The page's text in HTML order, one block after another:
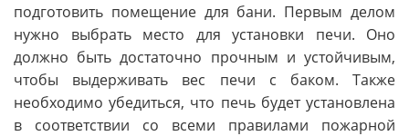
подготовить помещение для бани. Первым делом
нужно выбрать место для установки печи. Оно
должно быть достаточно прочным и устойчивым,
чтобы выдерживать вес печи с баком. Также
необходимо убедиться, что печь будет установлена
в соответствии со всеми правилами пожарной